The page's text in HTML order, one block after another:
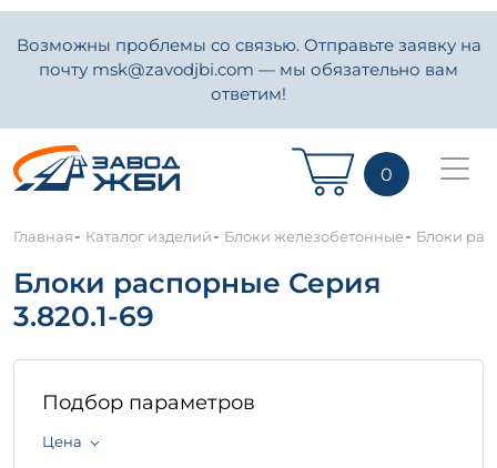
Возможны проблемы со связью. Отправьте заявку на
почту msk@zavodjbi.com — мы обязательно вам
ответим!
0
Главная- Каталог изделий- Блоки железобетонные- Блоки
Блоки распорные Серия
3.820.1-69
Подбор параметров
Цена